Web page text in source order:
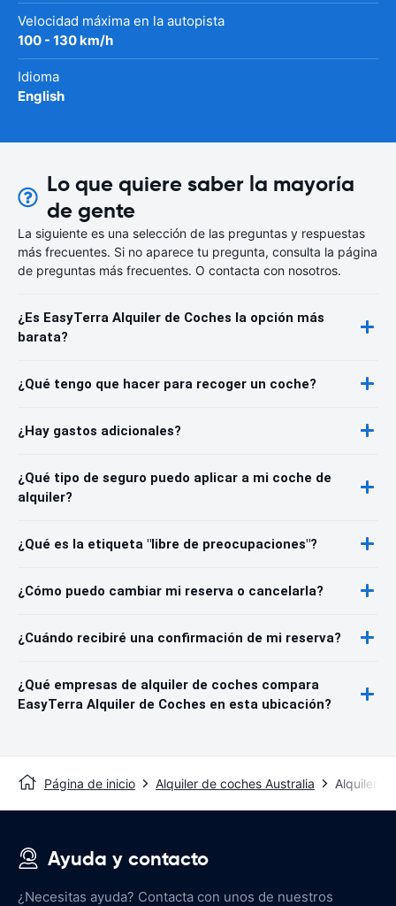
Velocidad máxima en la autopista
100 - 130 km/h
Idioma
English
Lo que quiere saber la mayoría
de gente
La siguiente es una selección de las preguntas y respuestas
más frecuentes. Si no aparece tu pregunta, consulta la página
de preguntas más frecuentes. O contacta con nosotros.
¿Es EasyTerra Alquiler de Coches la opción más
barata?
¿Qué tengo que hacer para recoger un coche?
¿Hay gastos adicionales?
¿Qué tipo de seguro puedo aplicar a mi coche de
alquiler?
¿Qué es la etiqueta "libre de preocupaciones"?
¿Cómo puedo cambiar mi reserva o cancelarla?
¿Cuándo recibiré una confirmación de mi reserva?
¿Qué empresas de alquiler de coches compara
EasyTerra Alquiler de Coches en esta ubicación?
Página de inicio Alquiler de coches Australia Alquiler
Ayuda y contacto
¿Necesitas ayuda? Contacta con unos de nuestros